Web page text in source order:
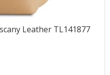
Leather TL141877